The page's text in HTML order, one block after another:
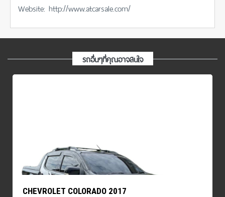
Website: http://www.atcarsale.com/
รถอื่นๆที่คุณอาจสนใจ
CHEVROLET COLORADO 2017